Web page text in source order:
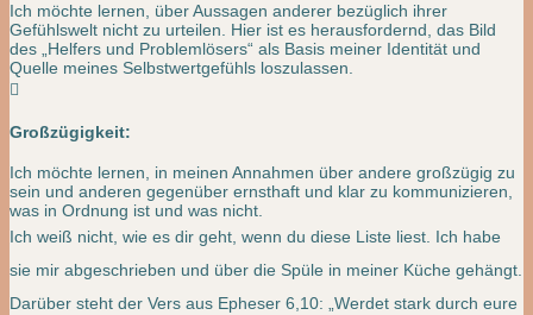
Ich möchte lernen, über Aussagen anderer bezüglich ihrer
Gefühlswelt nicht zu urteilen. Hier ist es herausfordernd, das Bild
des „Helfers und Problemlösers“ als Basis meiner Identität und
Quelle meines Selbstwertgefühls loszulassen.

Großzügigkeit:
Ich möchte lernen, in meinen Annahmen über andere großzügig zu
sein und anderen gegenüber ernsthaft und klar zu kommunizieren,
was in Ordnung ist und was nicht.
Ich weiß nicht, wie es dir geht, wenn du diese Liste liest. Ich habe
sie mir abgeschrieben und über die Spüle in meiner Küche gehängt.
Darüber steht der Vers aus Epheser 6,10: „Werdet stark durch eure